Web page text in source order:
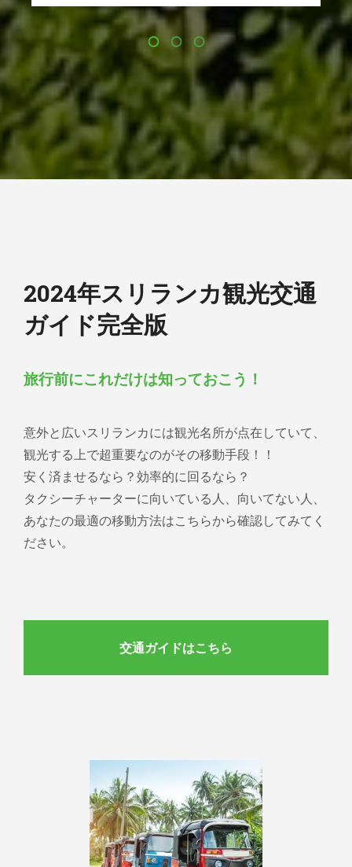
2024年スリランカ観光交通
ガイド完全版
旅行前にこれだけは知っておこう！
意外と広いスリランカには観光名所が点在していて、
観光する上で超重要なのがその移動手段！！
安く済ませるなら？効率的に回るなら？
タクシーチャーターに向いている人、向いてない人、
あなたの最適の移動方法はこちらから確認してみてく
ださい。
交通ガイドはこちら